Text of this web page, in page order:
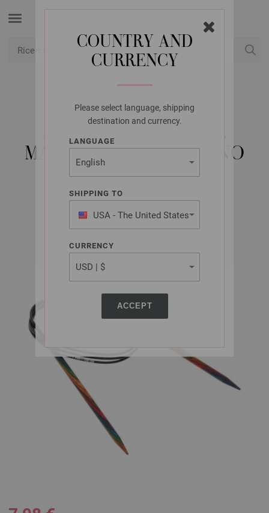
COUNTRY AND
CURRENCY
Please select language, shipping
destination and currency.
LANGUAGE
SHIPPING TO
USA - The United States
of America
CURRENCY
ACCEPT
LANA GROSSA
AGO CIRCOLARE DA
MAGLIA DESIGN-LEGNO
MULTICOLOR MIS,
4,5/100CM